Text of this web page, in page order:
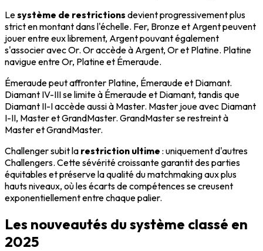
Lesystème de restrictions devient progressivement plus
strict en montant dans l'échelle. Fer, Bronze et Argent peuvent
jouer entre eux librement, Argent pouvant également
s'associer avec Or. Or accède à Argent, Or et Platine. Platine
navigue entre Or, Platine et Émeraude.
Émeraude peut affronter Platine, Émeraude et Diamant.
Diamant IV-III se limite à Émeraude et Diamant, tandis que
Diamant II-I accède aussi à Master. Master joue avec Diamant
I-II, Master et GrandMaster. GrandMaster se restreint à
Master et GrandMaster.
Challenger subit la restriction ultime : uniquement d'autres
Challengers. Cette sévérité croissante garantit des parties
équitables et préserve la qualité du matchmaking aux plus
hauts niveaux, où les écarts de compétences se creusent
exponentiellement entre chaque palier.
Les nouveautés du système classé en
2025